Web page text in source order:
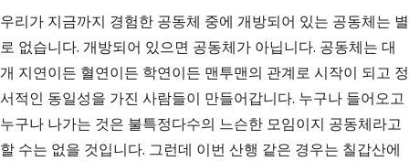
우리가 지금까지 경험한 공동체 중에 개방되어 있는 공동체는 별
로 없습니다. 개방되어 있으면 공동체가 아닙니다. 공동체는 대
개 지연이든 혈연이든 학연이든 맨투맨의 관계로 시작이 되고 정
서적인 동일성을 가진 사람들이 만들어갑니다. 누구나 들어오고
누구나 나가는 것은 불특정다수의 느슨한 모임이지 공동체라고
할 수는 없을 것입니다. 그런데 이번 산행 같은 경우는 칠갑산에